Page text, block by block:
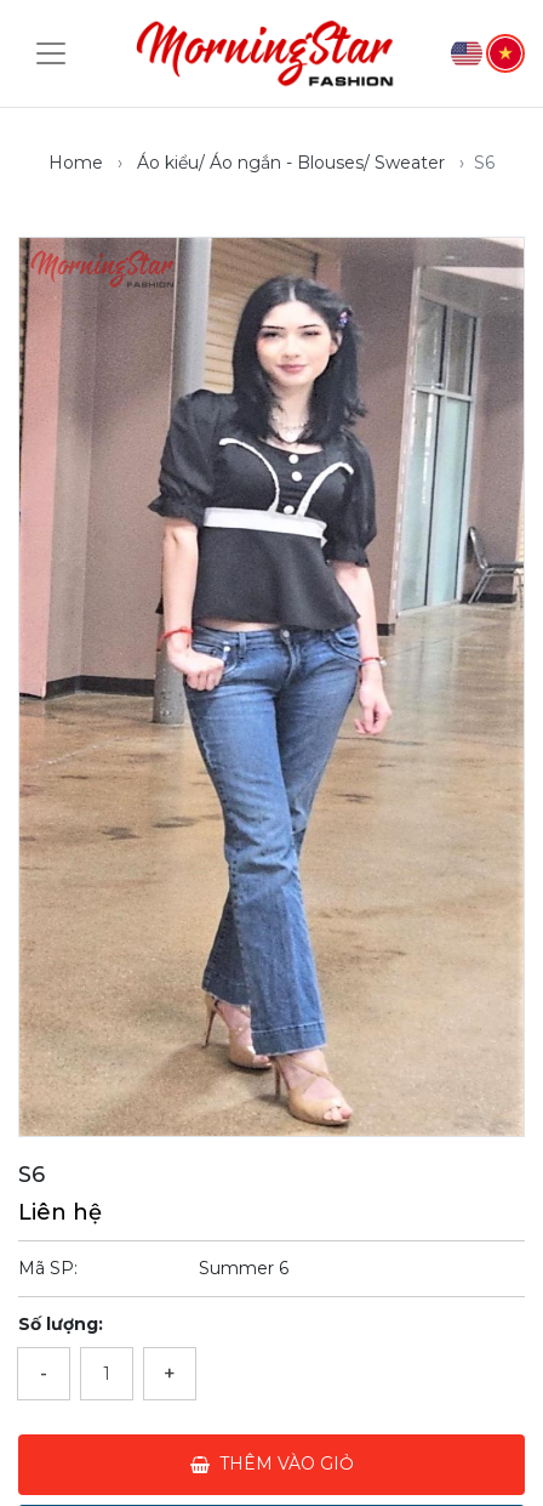
Home Áo kiểu/ Áo ngắn - Blouses/ Sweater S6
S6
Liên hệ
Mã SP: Summer 6
Số lượng:
- +
THÊM VÀO GIỎ